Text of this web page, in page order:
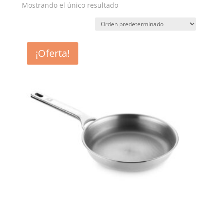
Mostrando el único resultado
¡Oferta!